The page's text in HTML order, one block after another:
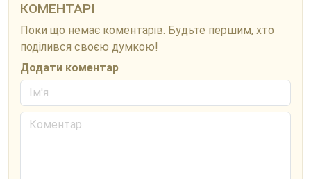
КОМЕНТАРІ
Поки що немає коментарів. Будьте першим, хто
поділився своєю думкою!
Додати коментар